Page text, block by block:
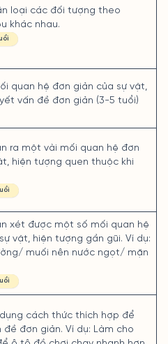
loại các đối tượng theo
khác nhau.
quan hệ đơn giản của sự vật,
vấn đề đơn giản (3-5 tuổi)
ra một vài mối quan hệ đơn
hiện tượng quen thuộc khi
xét được một số mối quan hệ
vật, hiện tượng gần gũi. Ví dụ:
muối nên nước ngọt/ mặn
dụng cách thức thích hợp để
đề đơn giản. Ví dụ: Làm cho